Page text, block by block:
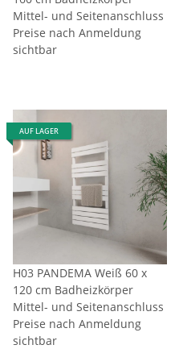
Mittel- und Seitenanschluss
Preise nach Anmeldung
sichtbar
AUF LAGER
H03 PANDEMA Weiß 60 x
120 cm Badheizkörper
Mittel- und Seitenanschluss
Preise nach Anmeldung
sichtbar